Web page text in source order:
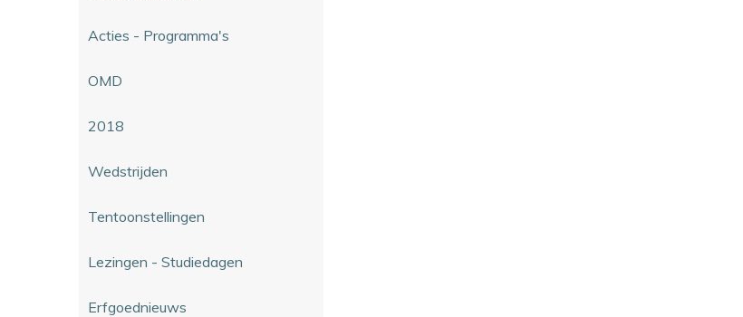
Acties - Programma's
OMD
2018
Wedstrijden
Tentoonstellingen
Lezingen - Studiedagen
Erfgoednieuws